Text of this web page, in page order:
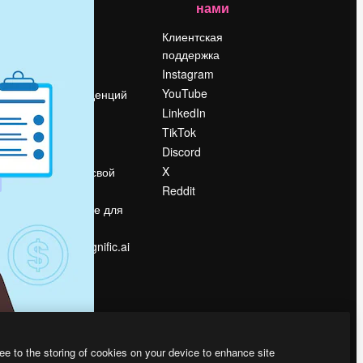
Поиск тенденций
Блог
События
Slidesgo
Продайте свой
Помещение для
прессы
Ищете magnific.ai
нами
Клиентская
поддержка
Instagram
YouTube
LinkedIn
TikTok
Discord
X
Reddit
to the storing of cookies on your device to enhance site